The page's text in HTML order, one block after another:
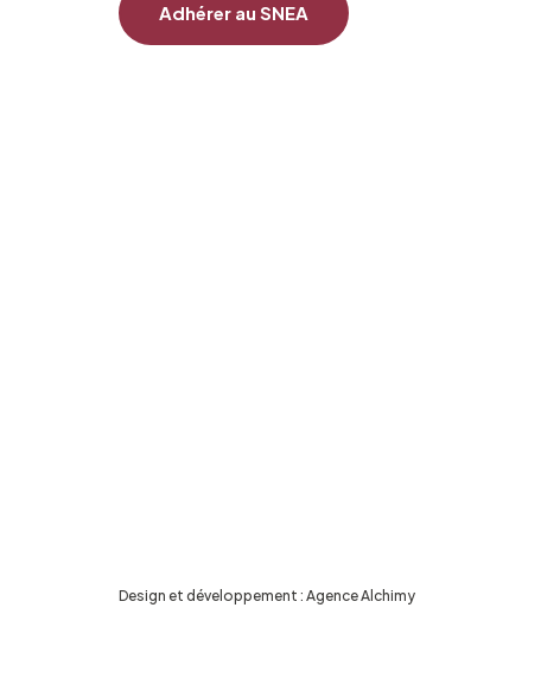
Adhérer au SNEA
Design et développement : Agence Alchimy